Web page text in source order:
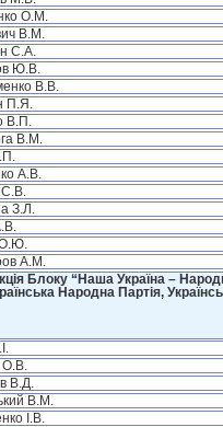
О.М.
В.М.
С.А.
Ю.В.
В.В.
П.Я.
В.П.
В.М.
А.В.
С.В.
З.Л.
О.Ю.
А.М.
Блоку “Наша Україна –
Народна Партія,
О.В.
В.Д.
В.М.
І.В.